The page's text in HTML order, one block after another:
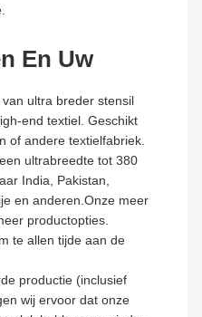
En Uw
ultra breder stensil
end textiel. Geschikt
of andere textielfabriek.
ultrabreedte tot 380
India, Pakistan,
en anderen.Onze meer
productopties.
te allen tijde aan de
productie (inclusief
wij ervoor dat onze